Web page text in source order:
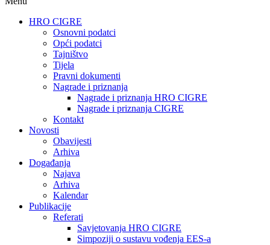
HRO CIGRE
Osnovni podatci​
Opći podatci
Tajništvo
Tijela
Pravni dokumenti
Nagrade i priznanja
Nagrade i priznanja HRO CIGRE
Nagrade i priznanja CIGRE
Kontakt
Novosti
Obavijesti
Arhiva
Događanja
Najava
Arhiva
Kalendar
Publikacije
Referati
Savjetovanja HRO CIGRE
Simpoziji o sustavu vođenja EES-a